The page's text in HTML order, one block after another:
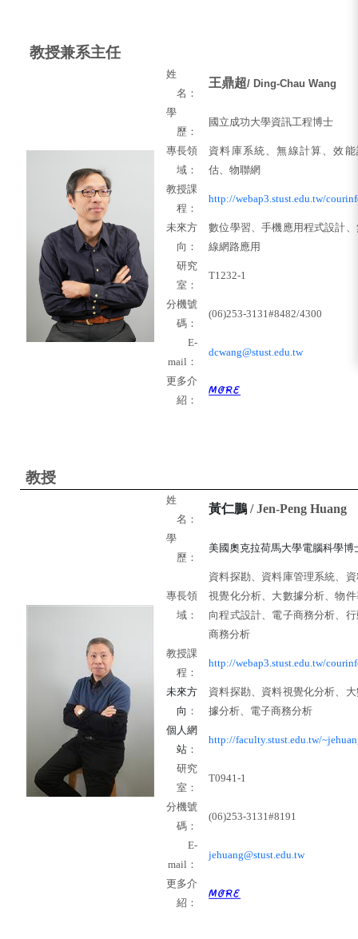
教授兼系主任
姓
名：
王鼎超/ Ding-Chau Wang
學
歷：
國立成功大學資訊工程博士
專長領
域：
資料庫系統、無線計算、效能
估、物聯網
教授課
程：
http://webap3.stust.edu.tw/
未來方
向：
數位學習、手機應用程式設計、
線網路應用
研究
室：
T1232-1
分機號
碼：
(06)253-3131#8482/4300
E-
mail ：
dcwang@stust.edu.tw
更多介
紹：
教授
姓
名：
黃仁鵬 / Jen-Peng Huang
學
歷：
美國奧克拉荷馬大學電腦科學博
專長領
域：
資料探勘、資料庫管理系統、
視覺化分析、大數據分析、物
向程式設計、電子商務分析、
商務分析
教授課
程：
http://webap3.stust.edu.tw/
未來方
向 ：
資料探勘、資料視覺化分析、
據分析、電子商務分析
個人網
站：
http://faculty.stust.edu.tw/
研究
室：
T0941-1
分機號
碼：
(06)253-3131#8191
E-
mail ：
jehuang@stust.edu.tw
更多介
紹：